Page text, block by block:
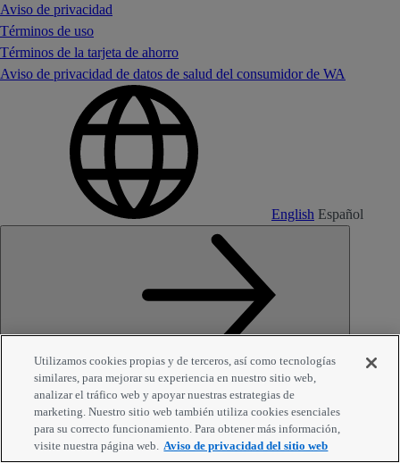
Aviso de privacidad
Términos de uso
Términos de la tarjeta de ahorro
Aviso de privacidad de datos de salud del consumidor de WA
English Español
Volver arriba
© 2026 Inside Rx, LLC. Todos los derechos reservados.
Utilizamos cookies propias y de terceros, así como tecnologías
similares, para mejorar su experiencia en nuestro sitio web,
analizar el tráfico web y apoyar nuestras estrategias de
marketing. Nuestro sitio web también utiliza cookies esenciales
para su correcto funcionamiento. Para obtener más información,
visite nuestra página web. Aviso de privacidad del sitio web